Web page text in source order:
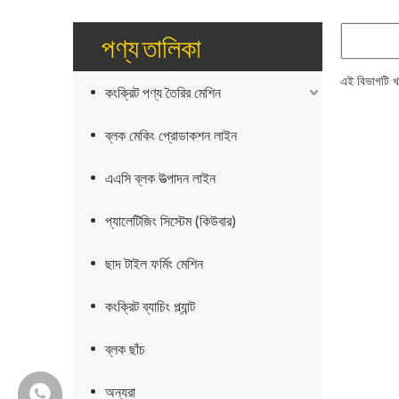
পণ্য তালিকা
কংক্রিট পণ্য তৈরির মেশিন
ব্লক মেকিং প্রোডাকশন লাইন
এএসি ব্লক উত্পাদন লাইন
প্যালেটিজিং সিস্টেম (কিউবার)
ছাদ টাইল ফর্মিং মেশিন
কংক্রিট ব্যাচিং প্ল্যান্ট
ব্লক ছাঁচ
অন্যরা
এই বিভাগটি
+86-18150503129